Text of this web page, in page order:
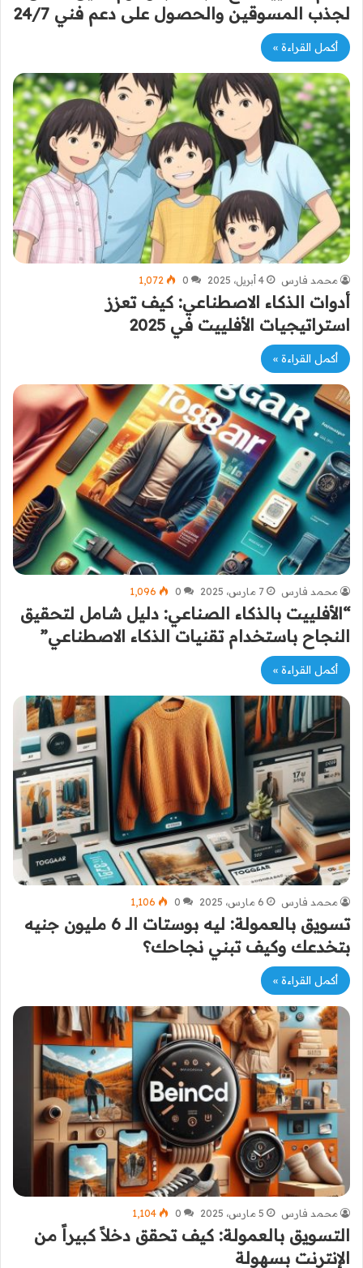
لجذب المسوقين والحصول على دعم فني 24/7
أكمل القراءة »
محمد فارس 4 أبريل، 2025 0 1٬072
أدوات الذكاء الاصطناعي: كيف تعزز
استراتيجيات الأفلييت في 2025
أكمل القراءة »
محمد فارس 7 مارس، 2025 0 1٬096
“الأفلييت بالذكاء الصناعي: دليل شامل لتحقيق
النجاح باستخدام تقنيات الذكاء الاصطناعي”
أكمل القراءة »
محمد فارس 6 مارس، 2025 0 1٬106
تسويق بالعمولة: ليه بوستات الـ 6 مليون جنيه
بتخدعك وكيف تبني نجاحك؟
أكمل القراءة »
محمد فارس 5 مارس، 2025 0 1٬104
التسويق بالعمولة: كيف تحقق دخلاً كبيراً من
الإنترنت بسهولة